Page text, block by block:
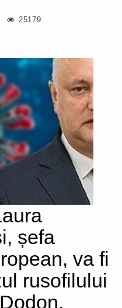
25179
șefa
va fi
rusofilului